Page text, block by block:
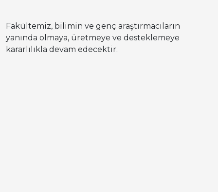
Fakültemiz, bilimin ve genç araştırmacıların
yanında olmaya, üretmeye ve desteklemeye
kararlılıkla devam edecektir.